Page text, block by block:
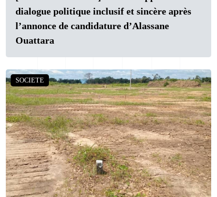
dialogue politique inclusif et sincère après
l’annonce de candidature d’Alassane
Ouattara
SOCIETE